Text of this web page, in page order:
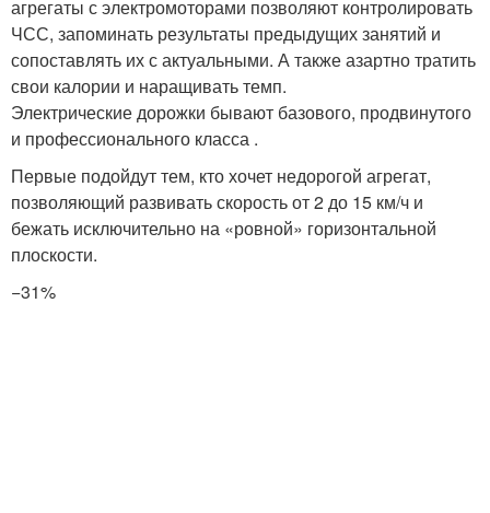
агрегаты с электромоторами позволяют контролировать
ЧСС, запоминать результаты предыдущих занятий и
сопоставлять их с актуальными. А также азартно тратить
свои калории и наращивать темп.
Электрические дорожки бывают базового, продвинутого
и профессионального класса .
Первые подойдут тем, кто хочет недорогой агрегат,
позволяющий развивать скорость от 2 до 15 км/ч и
бежать исключительно на «ровной» горизонтальной
плоскости.
−31%